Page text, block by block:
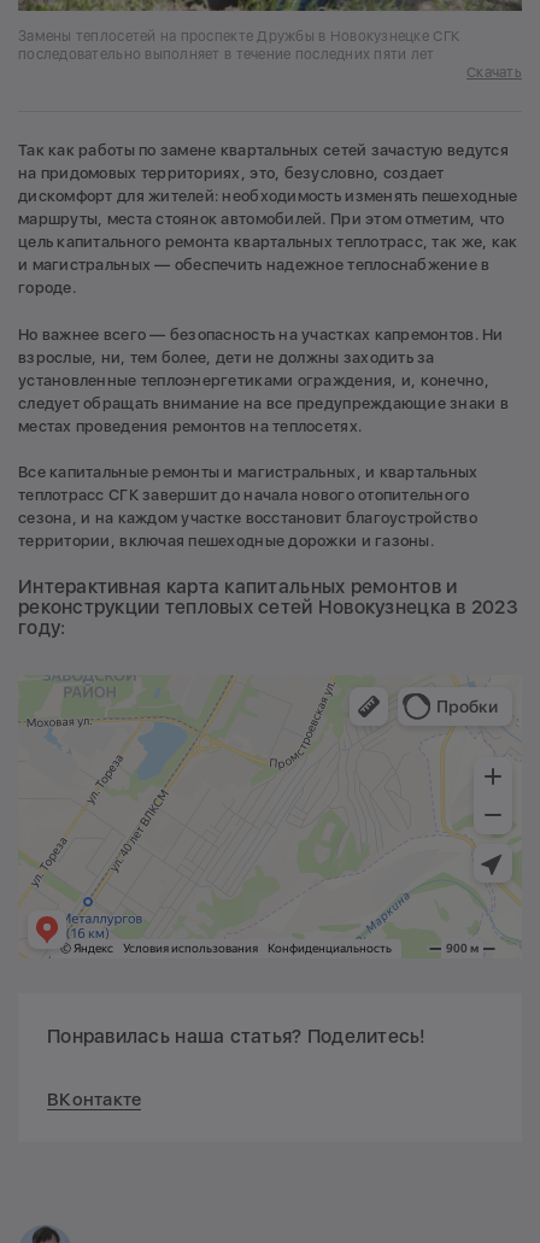
Замены теплосетей на проспекте Дружбы в Новокузнецке СГК
последовательно выполняет в течение последних пяти лет
Скачать
Так как работы по замене квартальных сетей зачастую ведутся
на придомовых территориях, это, безусловно, создает
дискомфорт для жителей: необходимость изменять пешеходные
маршруты, места стоянок автомобилей. При этом отметим, что
цель капитального ремонта квартальных теплотрасс, так же, как
и магистральных — обеспечить надежное теплоснабжение в
городе.
Но важнее всего — безопасность на участках капремонтов. Ни
взрослые, ни, тем более, дети не должны заходить за
установленные теплоэнергетиками ограждения, и, конечно,
следует обращать внимание на все предупреждающие знаки в
местах проведения ремонтов на теплосетях.
Все капитальные ремонты и магистральных, и квартальных
теплотрасс СГК завершит до начала нового отопительного
сезона, и на каждом участке восстановит благоустройство
территории, включая пешеходные дорожки и газоны.
Интерактивная карта капитальных ремонтов и
реконструкции тепловых сетей Новокузнецка в 2023
году:
Понравилась наша статья? Поделитесь!
ВКонтакте